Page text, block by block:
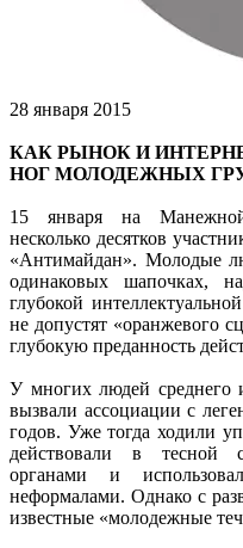
28 января 2015
КАК РЫНОК И
НОГ МОЛОДЕЖНЫХ
15 января на
несколько десятков
«Антимайдан». Молодые
одинаковых шапочках,
глубокой
не допустят «оранжевого
глубокую преданность
У многих людей среднего
вызвали ассоциации с
годов. Уже тогда ходили
действовали в тесной
органами и
неформалами. Однако с
известные «молодежные